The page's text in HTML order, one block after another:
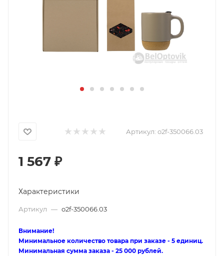
Артикул: o2f-350066.03
1 567 ₽
Характеристики
Артикул — o2f-350066.03
Внимание!
Минимальное количество товара при заказе - 5 единиц.
Минимальная сумма заказа - 25 000 рублей.